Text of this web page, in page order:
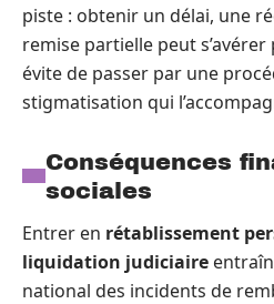
piste : obtenir un délai, une
remise partielle peut
évite de passer par une
stigmatisation qui
Conséquences
sociales
Entrer en rétablissement
liquidation judiciaire
national des incidents de